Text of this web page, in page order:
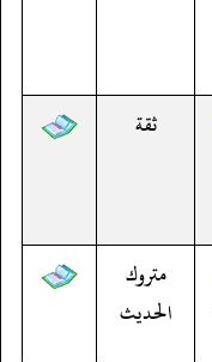
ثقة
متروك
الحديث